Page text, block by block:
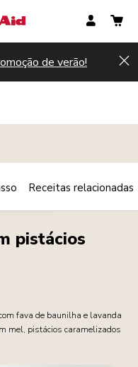
de verão!
BRUNCH Print
pistácios
fava de baunilha e lavanda
mel, pistácios caramelizados
Receitas relacionadas